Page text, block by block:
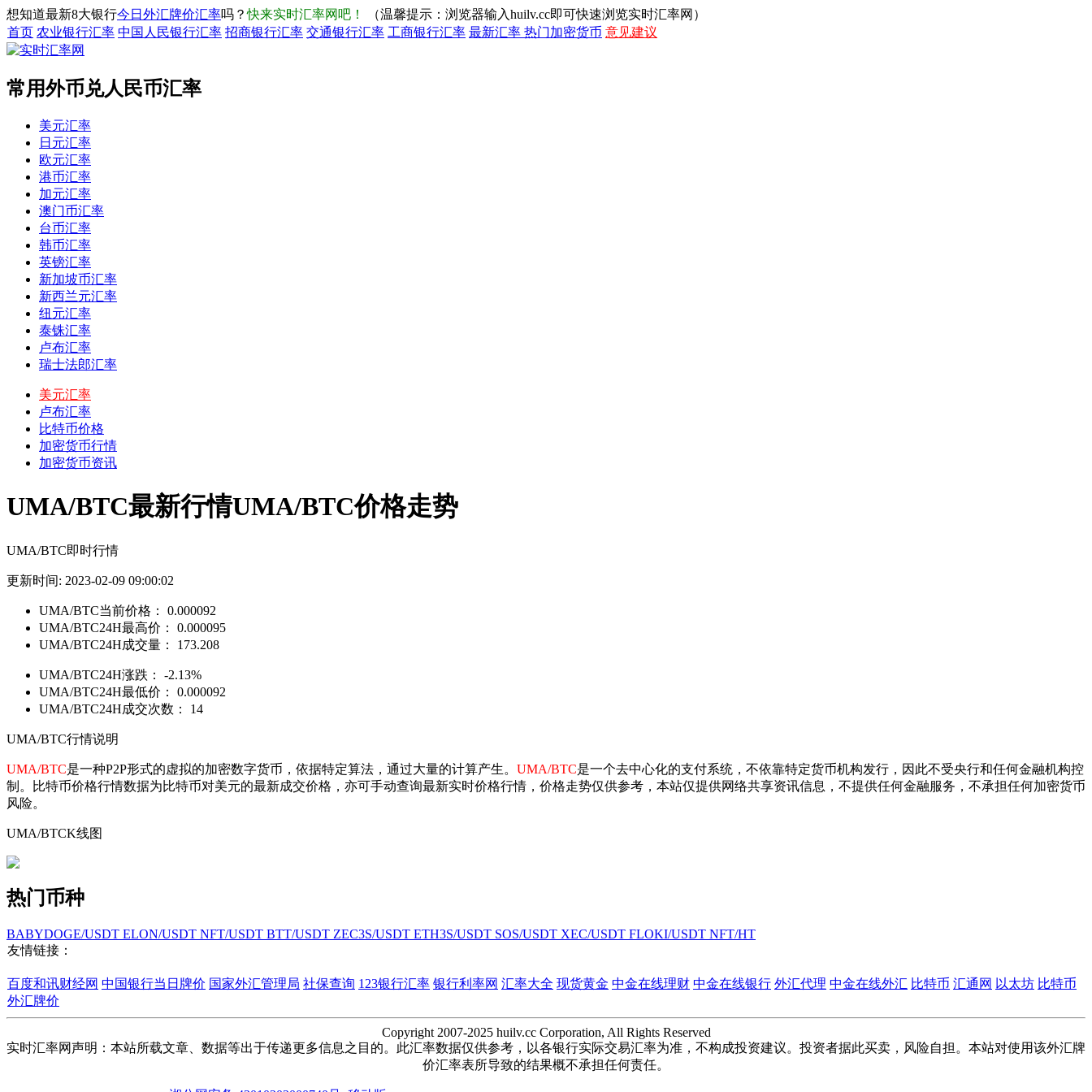
想知道最新8大银行今日外汇牌价汇率吗？快来实时汇率网吧！
（温馨提示：浏览器输入huilv.cc即可快速浏览实时汇率网）
首页 农业银行汇率 中国人民银行汇率 招商银行汇率 交通银行汇率 工商银行汇率 最新汇率 热门加密货币 意见建议
常用外币兑人民币汇率
美元汇率
日元汇率
欧元汇率
港币汇率
加元汇率
澳门币汇率
台币汇率
韩币汇率
英镑汇率
新加坡币汇率
新西兰元汇率
纽元汇率
泰铢汇率
卢布汇率
瑞士法郎汇率
美元汇率
卢布汇率
比特币价格
加密货币行情
加密货币资讯
UMA/BTC最新行情UMA/BTC价格走势
UMA/BTC即时行情
更新时间: 2023-02-09 09:00:02
UMA/BTC当前价格：
0.000092
UMA/BTC24H最高价：
0.000095
UMA/BTC24H成交量：
173.208
UMA/BTC24H涨跌：
-2.13%
UMA/BTC24H最低价：
0.000092
UMA/BTC24H成交次数：
14
UMA/BTC行情说明
UMA/BTC是一种P2P形式的虚拟的加密数字货币，依据特定算法，通过大量的计算产生。 UMA/BTC是一个去中心化的支付系统，不依靠特定货币机构发行，因此不受央行和任何金融机构控
制。比特币价格行情数据为比特币对美元的最新成交价格，亦可手动查询最新实时价格行情，价格走势仅供参考，本站仅提供网络共享资讯信息，不提供任何金融服务，不承担任何加密货币
风险。
UMA/BTCK线图
热门币种
BABYDOGE/USDT ELON/USDT NFT/USDT BTT/USDT ZEC3S/USDT ETH3S/USDT SOS/USDT XEC/USDT FLOKI/USDT NFT/HT
友情链接：
百度和讯财经网 中国银行当日牌价 国家外汇管理局 社保查询 123银行汇率 银行利率网 汇率大全 现货黄金 中金在线理财 中金在线银行 外汇代理 中金在线外汇 比特币 汇通网 以太坊 比特币
外汇牌价
Copyright 2007-2025 huilv.cc Corporation, All Rights Reserved
实时汇率网声明：本站所载文章、数据等出于传递更多信息之目的。此汇率数据仅供参考，以各银行实际交易汇率为准，不构成投资建议。投资者据此买卖，风险自担。本站对使用该外汇牌
价汇率表所导致的结果概不承担任何责任。